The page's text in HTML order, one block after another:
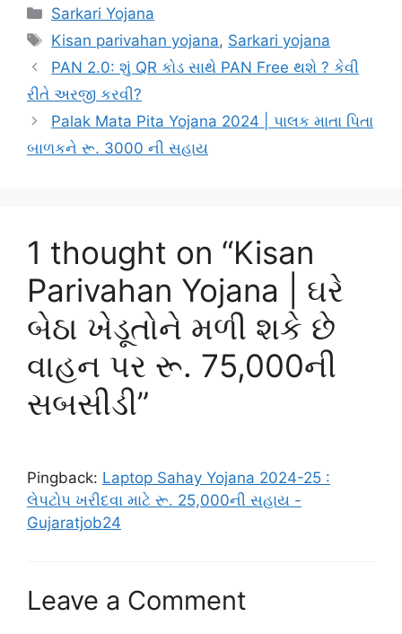
Categories
Sarkari Yojana
Tags
Kisan parivahan yojana, Sarkari yojana
PAN 2.0: શું QR કોડ સાથે PAN Free થશે ? કેવી
રીતે અરજી કરવી?
Palak Mata Pita Yojana 2024 | પાલક માતા પિતા
બાળકને રૂ. 3000 ની સહાય
1 thought on “Kisan
Parivahan Yojana | ઘરે
બેઠા ખેડૂતોને મળી શકે છે
વાહન પર રૂ. 75,000ની
સબસીડી”
Pingback: Laptop Sahay Yojana 2024-25 :
લેપટોપ ખરીદવા માટે રૂ. 25,000ની સહાય -
Gujaratjob24
Leave a Comment